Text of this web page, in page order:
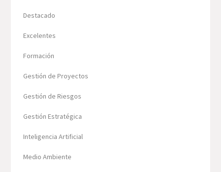
Destacado
Excelentes
Formación
Gestión de Proyectos
Gestión de Riesgos
Gestión Estratégica
Inteligencia Artificial
Medio Ambiente